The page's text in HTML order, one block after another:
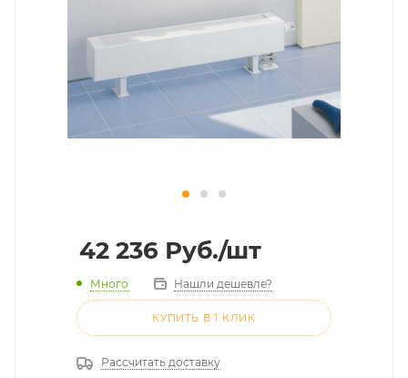
42 236 Руб./шт
Много Нашли дешевле?
КУПИТЬ В 1 КЛИК
Рассчитать доставку